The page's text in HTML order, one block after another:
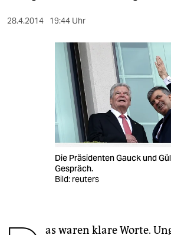
berlin
veranstaltungen
28.4.2014 19:44 Uhr
Die Präsidenten Gauck und
Gespräch.
Bild: reuters
as waren klare Worte.